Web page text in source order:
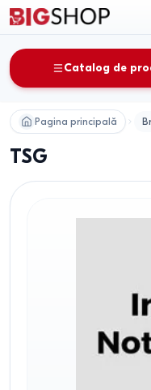
Catalog de
Pagina principală
TSG